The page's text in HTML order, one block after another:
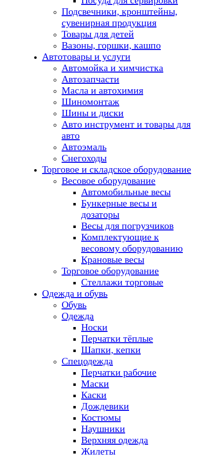
Подсвечники, кронштейны,
сувенирная продукция
Товары для детей
Вазоны, горшки, кашпо
Автотовары и услуги
Автомойка и химчистка
Автозапчасти
Масла и автохимия
Шиномонтаж
Шины и диски
Авто инструмент и товары для
авто
Автоэмаль
Снегоходы
Торговое и складское оборудование
Весовое оборудование
Автомобильные весы
Бункерные весы и
дозаторы
Весы для погрузчиков
Комплектующие к
весовому оборудованию
Крановые весы
Торговое оборудование
Стеллажи торговые
Одежда и обувь
Обувь
Одежда
Носки
Перчатки тёплые
Шапки, кепки
Спецодежда
Перчатки рабочие
Маски
Каски
Дождевики
Костюмы
Наушники
Верхняя одежда
Жилеты